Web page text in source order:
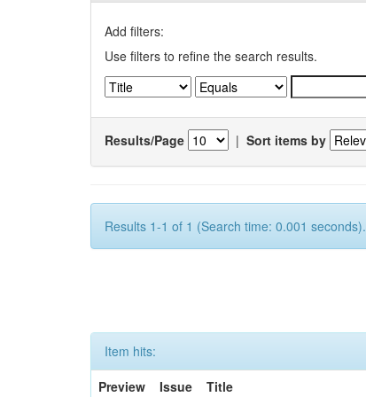
Add filters:
Use filters to refine the search results.
Results/Page | Sort items by
Results 1-1 of 1 (Search time: 0.001 seconds).
Item hits:
Preview
Issue
Title